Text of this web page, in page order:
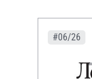
#06/26